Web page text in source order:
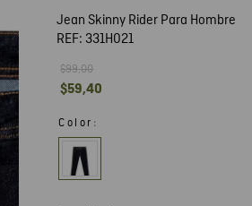
Jean Skinny Rider Para Hombre
REF: 331H021
$99,00
$59,40
Color :